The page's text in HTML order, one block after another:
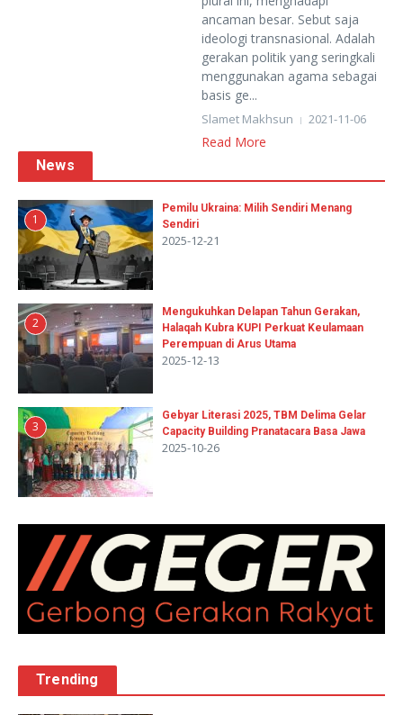
ancaman besar. Sebut saja
ideologi transnasional. Adalah
gerakan politik yang seringkali
menggunakan agama sebagai
basis ge...
Slamet Makhsun 2021-11-06
Read More
News
1
Pemilu Ukraina: Milih Sendiri Menang
Sendiri
2025-12-21
2
Mengukuhkan Delapan Tahun Gerakan,
Halaqah Kubra KUPI Perkuat Keulamaan
Perempuan di Arus Utama
2025-12-13
3
Gebyar Literasi 2025, TBM Delima Gelar
Capacity Building Pranatacara Basa Jawa
2025-10-26
Trending